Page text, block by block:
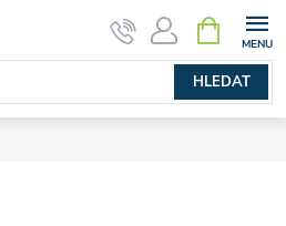
HLEDAT
NÁKUPNÍ
KOŠÍK